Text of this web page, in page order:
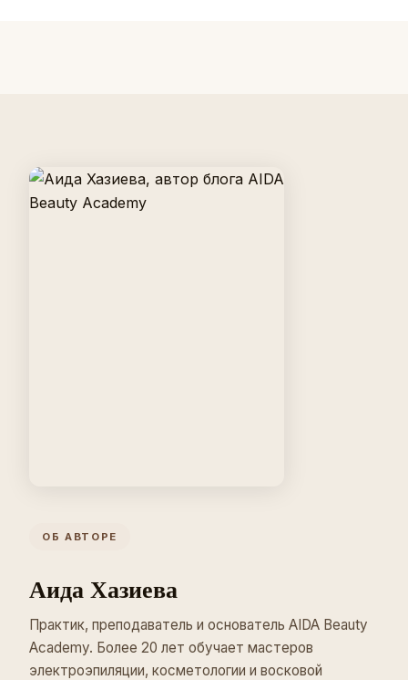
ОБ АВТОРЕ
Аида Хазиева
Практик, преподаватель и основатель AIDA Beauty
Academy. Более 20 лет обучает мастеров
электроэпиляции, косметологии и восковой